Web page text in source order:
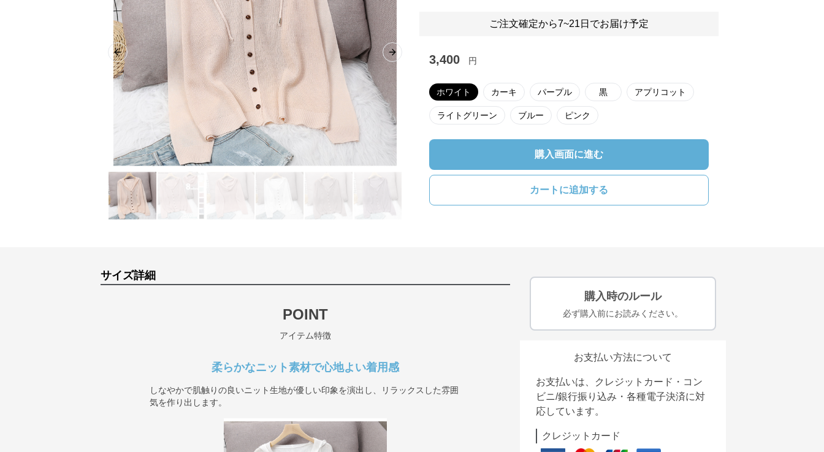
Previous slide Next slide
ご注文確定から7~21日でお届け予定
3,400 円
ホワイト カーキ パープル 黒 アプリコット
ライトグリーン ブルー ピンク
購入画面に進む
カートに追加する
サイズ詳細
POINT
アイテム特徴
柔らかなニット素材で心地よい着用感
しなやかで肌触りの良いニット生地が優しい印象を演出し、リラックスした雰囲
気を作り出します。
購入時のルール
必ず購入前にお読みください。
お支払い方法について
お支払いは、クレジットカード・コン
ビニ/銀行振り込み・各種電子決済に対
応しています。
クレジットカード